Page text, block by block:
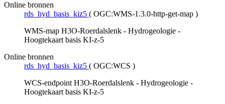
Online bronnen
rds_hyd_basis_kiz5 ( OGC:WMS-1.3.0-http-get-map )
WMS-map H3O-Roerdalslenk - Hydrogeologie -
Hoogtekaart basis KI-z-5
Online bronnen
rds_hyd_basis_kiz5 ( OGC:WCS )
WCS-endpoint H3O-Roerdalslenk - Hydrogeologie -
Hoogtekaart basis KI-z-5